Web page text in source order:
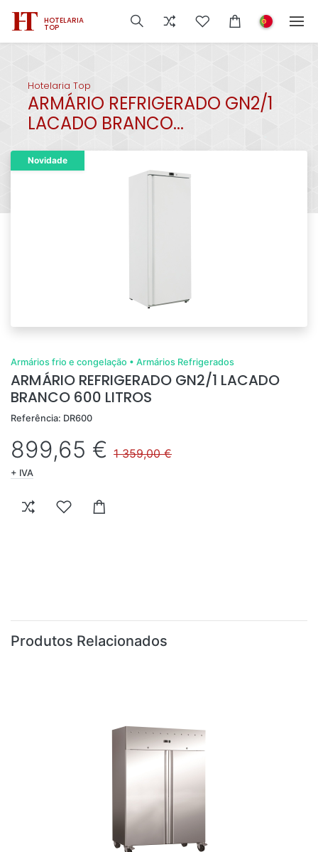
HOTELARIA
TOP
Hotelaria Top
ARMÁRIO REFRIGERADO GN2/1
LACADO BRANCO...
Novidade
Armários frio e congelação • Armários Refrigerados
ARMÁRIO REFRIGERADO GN2/1 LACADO
BRANCO 600 LITROS
Referência: DR600
899,65 € 1 359,00 €
+ IVA
Produtos Relacionados